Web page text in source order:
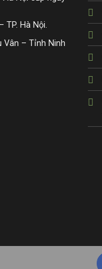
TP. Hà Nội.
Vân – Tỉnh Ninh